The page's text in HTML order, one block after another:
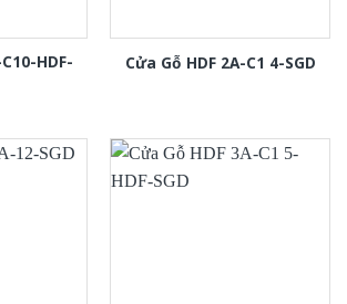
HDF-
Cửa Gỗ HDF 2A-C1 4-SGD